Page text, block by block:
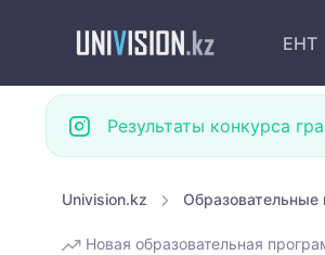
ЕНТ
Результаты конкурса
Univision.kz
Новая образовательная